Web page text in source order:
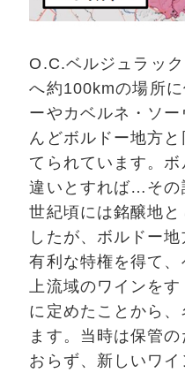
O.C.ベルジュラッ
へ約100kmの場所
ーやカベルネ・ソ
んどボルドー地方
てられています。
違いとすれば…その
世紀頃には銘醸地
したが、ボルドー
有利な特権を得て
上流域のワインを
に定めたことから
ます。当時は保管
おらず、新しいワ